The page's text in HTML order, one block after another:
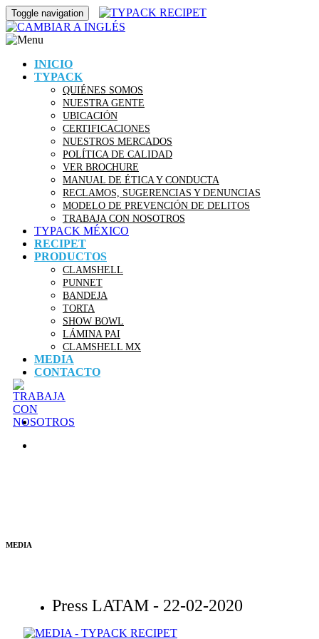
Toggle navigation
INICIO
TYPACK
QUIÉNES SOMOS
NUESTRA GENTE
UBICACIÓN
CERTIFICACIONES
NUESTROS MERCADOS
POLÍTICA DE CALIDAD
VER BROCHURE
MANUAL DE ÉTICA Y CONDUCTA
RECLAMOS, SUGERENCIAS Y DENUNCIAS
MODELO DE PREVENCIÓN DE DELITOS
TRABAJA CON NOSOTROS
TYPACK MÉXICO
RECIPET
PRODUCTOS
CLAMSHELL
PUNNET
BANDEJA
TORTA
SHOW BOWL
LÁMINA PAI
CLAMSHELL MX
MEDIA
CONTACTO
MEDIA
Press LATAM - 22-02-2020